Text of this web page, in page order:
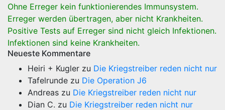
Ohne Erreger kein funktionierendes Immunsystem.
Erreger werden übertragen, aber nicht Krankheiten.
Positive Tests auf Erreger sind nicht gleich Infektionen.
Infektionen sind keine Krankheiten.
Neueste Kommentare
Heiri + Kugler zu Die Kriegstreiber reden nicht nur
Tafelrunde zu Die Operation J6
Andreas zu Die Kriegstreiber reden nicht nur
Dian C. zu Die Kriegstreiber reden nicht nur